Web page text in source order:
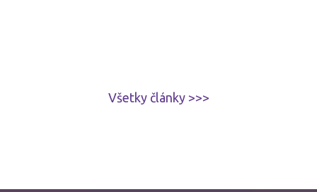
Všetky články >>>